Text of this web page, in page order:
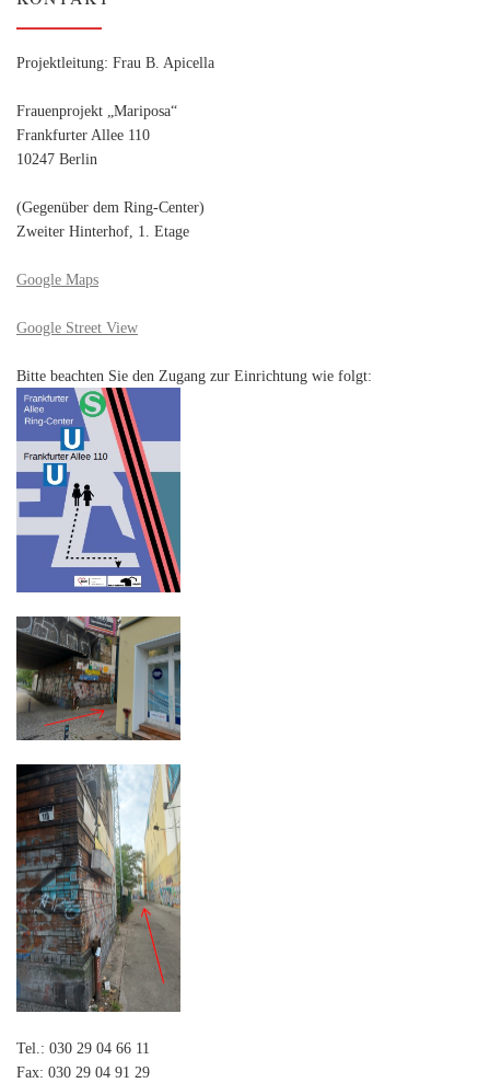
Projektleitung: Frau B. Apicella
Frauenprojekt „Mariposa“
Frankfurter Allee 110
10247 Berlin
(Gegenüber dem Ring-Center)
Zweiter Hinterhof, 1. Etage
Google Maps
Google Street View
Bitte beachten Sie den Zugang zur Einrichtung wie folgt:
Tel.: 030 29 04 66 11
Fax: 030 29 04 91 29